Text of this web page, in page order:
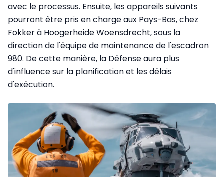
avec le processus. Ensuite, les appareils suivants
pourront être pris en charge aux Pays-Bas, chez
Fokker à Hoogerheide Woensdrecht, sous la
direction de l'équipe de maintenance de l'escadron
980. De cette manière, la Défense aura plus
d'influence sur la planification et les délais
d'exécution.